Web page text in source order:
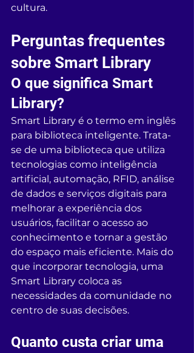
cultura.
Perguntas frequentes
sobre Smart Library
O que significa Smart
Library?
Smart Library é o termo em inglês
para biblioteca inteligente. Trata-
se de uma biblioteca que utiliza
tecnologias como inteligência
artificial, automação, RFID, análise
de dados e serviços digitais para
melhorar a experiência dos
usuários, facilitar o acesso ao
conhecimento e tornar a gestão
do espaço mais eficiente. Mais do
que incorporar tecnologia, uma
Smart Library coloca as
necessidades da comunidade no
centro de suas decisões.
Quanto custa criar uma